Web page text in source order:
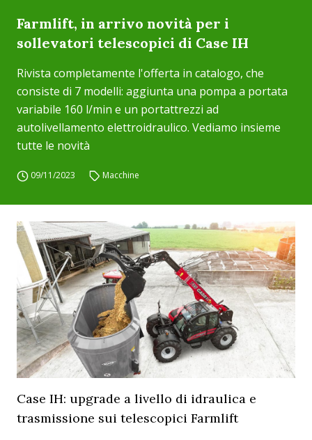
Farmlift, in arrivo novità per i
sollevatori telescopici di Case IH
Rivista completamente l'offerta in catalogo, che
consiste di 7 modelli: aggiunta una pompa a portata
variabile 160 l/min e un portattrezzi ad
autolivellamento elettroidraulico. Vediamo insieme
tutte le novità
09/11/2023 Macchine
Case IH: upgrade a livello di idraulica e
trasmissione sui telescopici Farmlift